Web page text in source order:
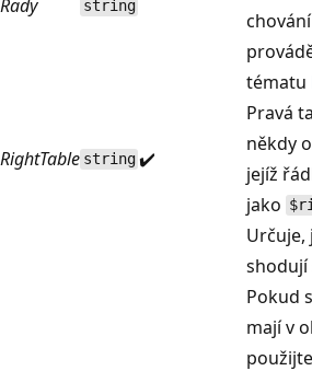
Rady string
tématu
RightTable string ✔️
Pravá
někdy
jejíž
jako
Určuje,
shodují
Pokud
mají v